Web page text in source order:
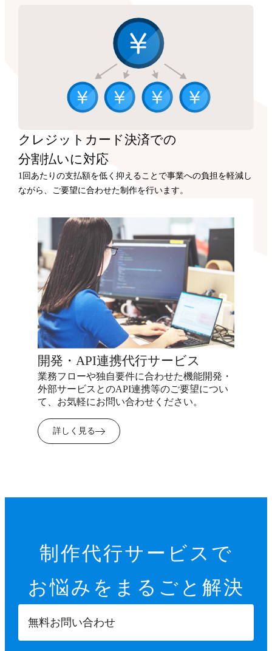
クレジットカード決済での
分割払いに対応
1回あたりの支払額を低く抑えることで事業への負担を軽減し
ながら、ご要望に合わせた制作を行います。
開発・API連携代行サービス
業務フローや独自要件に合わせた機能開発・
外部サービスとのAPI連携等のご要望につい
て、お気軽にお問い合わせください。
詳しく見る
制作代行サービスで
お悩みを まるごと解決
無料お問い合わせ